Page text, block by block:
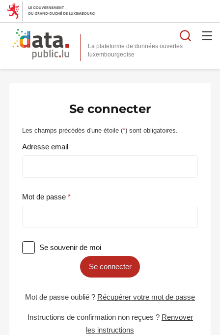
La plateforme de données ouvertes
Se connecter
Les champs précédés d'une étoile (*) sont obligatoires.
Adresse email
Mot de passe
Se souvenir de moi
Se connecter
Mot de passe oublié ? Récupérer votre mot de passe
Instructions de confirmation non reçues ? Renvoyer
les instructions